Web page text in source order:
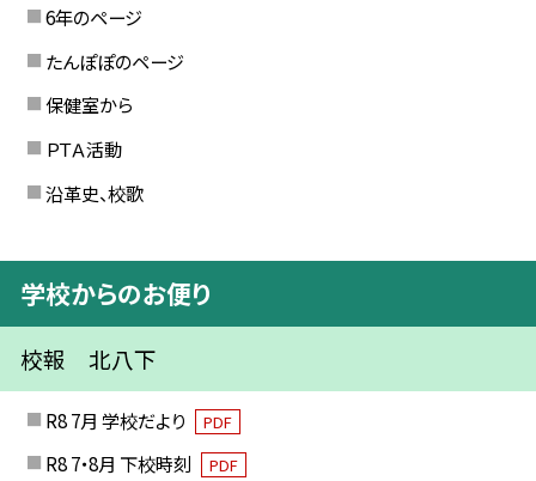
6年のページ
たんぽぽのページ
保健室から
ＰＴＡ活動
沿革史、校歌
学校からのお便り
校報 北八下
R8 7月 学校だより PDF
R8 7・8月 下校時刻 PDF